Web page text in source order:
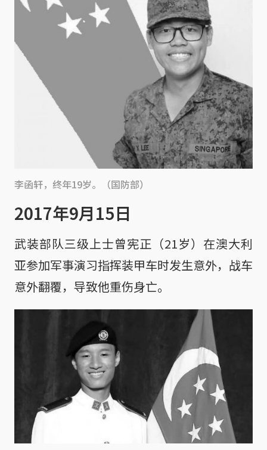
李函轩，终年19岁。（国防部）
2017年9月15日
武装部队三级上士曾宪正（21岁）在澳大利
亚参加军事演习指挥装甲车时发生意外，战车
意外翻覆，导致他重伤身亡。